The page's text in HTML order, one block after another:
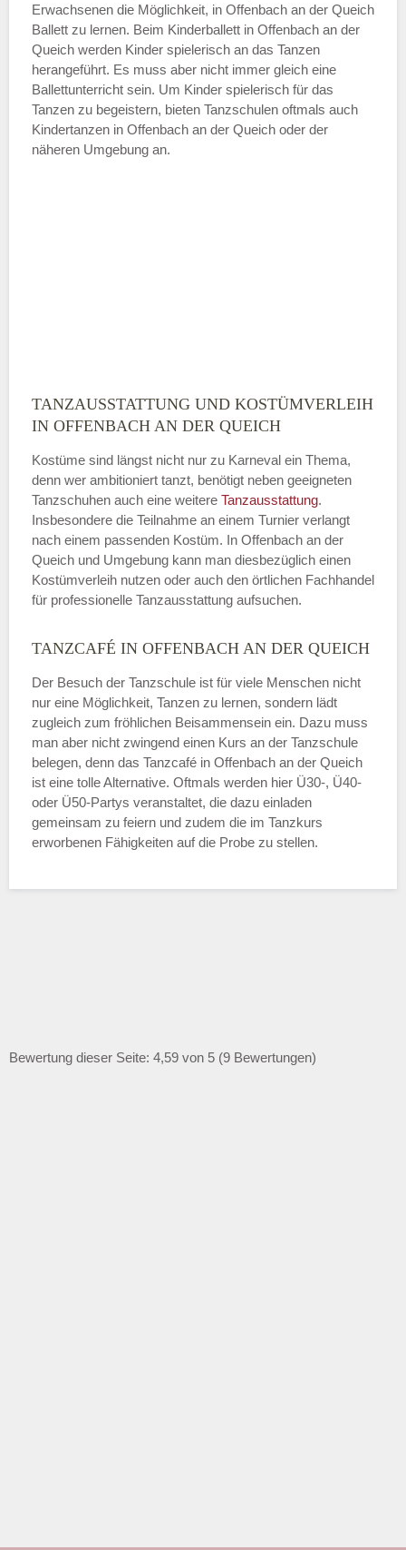
Samstag
—
ÖFFNUNGSZEITEN HINZUFÜGEN
Erwachsenen die Möglichkeit, in Offenbach an der Queich
Ballett zu lernen. Beim Kinderballett in Offenbach an der
Queich werden Kinder spielerisch an das Tanzen
herangeführt. Es muss aber nicht immer gleich eine
Ballettunterricht sein. Um Kinder spielerisch für das
Tanzen zu begeistern, bieten Tanzschulen oftmals auch
Kindertanzen in Offenbach an der Queich oder der
näheren Umgebung an.
TANZAUSSTATTUNG UND KOSTÜMVERLEIH
IN OFFENBACH AN DER QUEICH
Kostüme sind längst nicht nur zu Karneval ein Thema,
denn wer ambitioniert tanzt, benötigt neben geeigneten
Tanzschuhen auch eine weitere Tanzausstattung.
Insbesondere die Teilnahme an einem Turnier verlangt
nach einem passenden Kostüm. In Offenbach an der
Queich und Umgebung kann man diesbezüglich einen
Kostümverleih nutzen oder auch den örtlichen Fachhandel
für professionelle Tanzausstattung aufsuchen.
TANZCAFÉ IN OFFENBACH AN DER QUEICH
Der Besuch der Tanzschule ist für viele Menschen nicht
nur eine Möglichkeit, Tanzen zu lernen, sondern lädt
zugleich zum fröhlichen Beisammensein ein. Dazu muss
man aber nicht zwingend einen Kurs an der Tanzschule
belegen, denn das Tanzcafé in Offenbach an der Queich
ist eine tolle Alternative. Oftmals werden hier Ü30-, Ü40-
oder Ü50-Partys veranstaltet, die dazu einladen
gemeinsam zu feiern und zudem die im Tanzkurs
erworbenen Fähigkeiten auf die Probe zu stellen.
Bewertung dieser Seite: 4,59 von 5 (9 Bewertungen)